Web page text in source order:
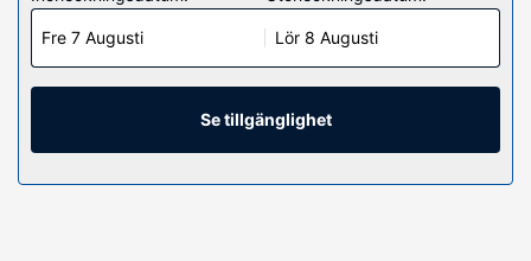
håller du dig uppkopplad, och premium-kanaler erbjuder
underhållning. Privat badrum med badkar/dusch, gratis
toalettartiklar och hårtorkar. På rummet finns skrivbord och
gratis dagstidningar på vardagar. Städning erbjuds
Bekvämligheter på anläggningen
Du får tillgång till bland annat bubbelpool, dygnet runt-
Fre 7 Augusti Lör 8 Augusti
Se tillgänglighet